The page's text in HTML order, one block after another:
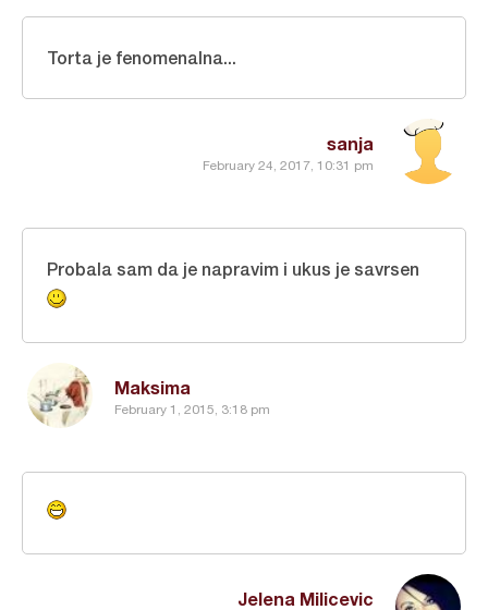
sanja
February 24, 2017, 10:31 pm
Torta je fenomenalna...
Maksima
February 1, 2015, 3:18 pm
Probala sam da je napravim i ukus je savrsen
Jelena Milicevic